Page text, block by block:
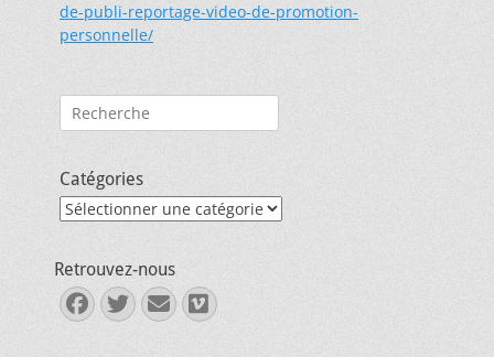
de-publi-reportage-video-de-promotion-
personnelle/
Rechercher :
Catégories
Catégories
Retrouvez-nous
Facebook
Twitter
E-
mail
Vimeo